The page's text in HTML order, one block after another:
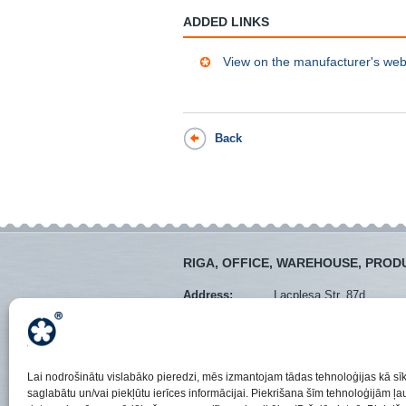
Lai nodrošinātu vislabāko pieredzi, mēs izmantojam tādas tehnoloģijas kā
saglabātu un/vai piekļūtu ierīces informācijai. Piekrišana šīm tehnoloģijām
ADDED LINKS
View on the manufacturer's
Back
RIGA, OFFICE, WAREHOUSE,
Address:
Lacplesa Str. 87d
All Contacts